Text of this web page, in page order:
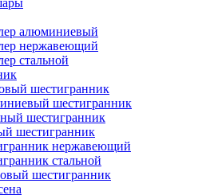
алюминиевый
нержавеющий
стальной
шестигранник
шестигранник
шестигранник
шестигранник
нержавеющий
стальной
шестигранник